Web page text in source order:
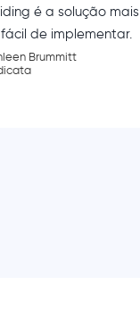
é a solução mais
de implementar.
Brummitt